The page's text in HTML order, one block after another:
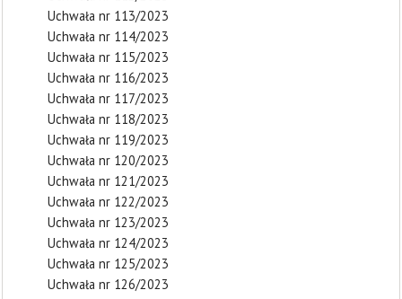
Uchwała nr 113/2023
Uchwała nr 114/2023
Uchwała nr 115/2023
Uchwała nr 116/2023
Uchwała nr 117/2023
Uchwała nr 118/2023
Uchwała nr 119/2023
Uchwała nr 120/2023
Uchwała nr 121/2023
Uchwała nr 122/2023
Uchwała nr 123/2023
Uchwała nr 124/2023
Uchwała nr 125/2023
Uchwała nr 126/2023